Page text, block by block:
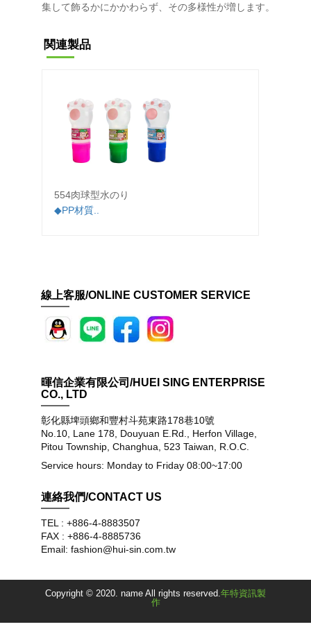
集して飾るかにかかわらず、その多様性が増します。
関連製品
554肉球型水のり
◆PP材質..
線上客服/ONLINE CUSTOMER SERVICE
暉信企業有限公司/HUEI SING ENTERPRISE
CO., LTD
彰化縣埤頭鄉和豐村斗苑東路178巷10號
No.10, Lane 178, Douyuan E.Rd., Herfon Village,
Pitou Township, Changhua, 523 Taiwan, R.O.C.
Service hours: Monday to Friday 08:00~17:00
連絡我們/CONTACT US
TEL : +886-4-8883507
FAX : +886-4-8885736
Email: fashion@hui-sin.com.tw
Copyright © 2020. name All rights reserved. 年特資訊製
作